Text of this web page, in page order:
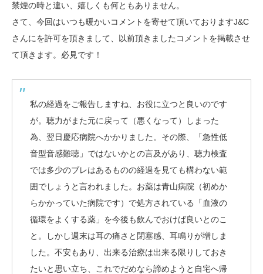
禁煙の時と違い、嬉しくも何ともありません。
さて、今回はいつも暖かいコメントを寄せて頂いておりますJ&C
さんにを許可を頂きまして、以前頂きましたコメントを掲載させ
て頂きます。必見です！
私の経過をご報告しますね、お役に立つと良いのです
が。聴力がまた元に戻って（悪くなって）しまった
為、翌日慶応病院へかかりました。その際、「急性低
音型音感難聴」ではないかとの言及があり、聴力検査
では多少のブレはあるものの経過を見ても構わない範
囲でしょうと言われました。お薬は青山病院（初めか
らかかっていた病院です）で処方されている「血液の
循環をよくする薬」を今後も飲んでおけば良いとのこ
と。しかし週末は耳の痛さと閉塞感、耳鳴りが増しま
した。不安もあり、出来る治療は出来る限りしておき
たいと思い立ち、これでだめなら諦めようと自宅へ帰